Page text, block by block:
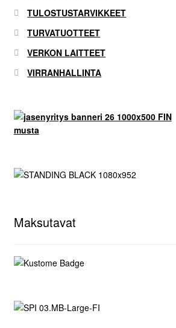
TULOSTUSTARVIKKEET
TURVATUOTTEET
VERKON LAITTEET
VIRRANHALLINTA
Maksutavat